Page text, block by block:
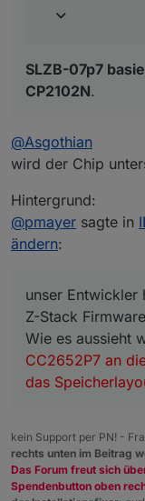
SLZB-07p7
CP2102N.
@Asgothian
wird der Chip
Hintergrund:
@pmayer sagte in
ändern:
unser Entwickler
Z-Stack
Wie es aussieht
CC2652P7 an
das
kein Support per PN! -
rechts unten im Beitrag
Das Forum freut sich
Spendenbutton oben